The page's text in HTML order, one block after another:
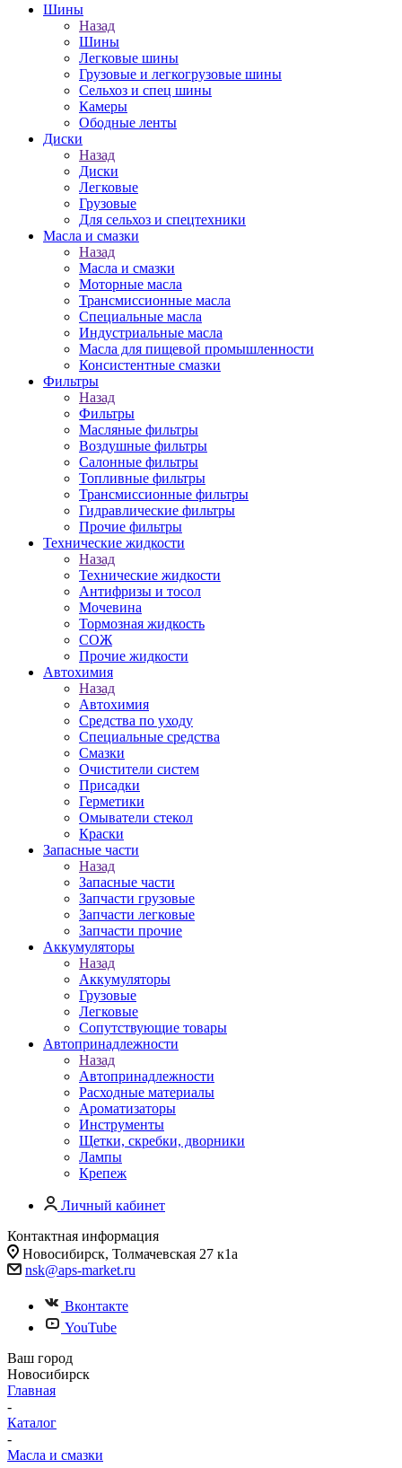
Шины
Назад
Шины
Легковые шины
Грузовые и легкогрузовые шины
Сельхоз и спец шины
Камеры
Ободные ленты
Диски
Назад
Диски
Легковые
Грузовые
Для сельхоз и спецтехники
Масла и смазки
Назад
Масла и смазки
Моторные масла
Трансмиссионные масла
Специальные масла
Индустриальные масла
Масла для пищевой промышленности
Консистентные смазки
Фильтры
Назад
Фильтры
Масляные фильтры
Воздушные фильтры
Салонные фильтры
Топливные фильтры
Трансмиссионные фильтры
Гидравлические фильтры
Прочие фильтры
Технические жидкости
Назад
Технические жидкости
Антифризы и тосол
Мочевина
Тормозная жидкость
СОЖ
Прочие жидкости
Автохимия
Назад
Автохимия
Средства по уходу
Специальные средства
Смазки
Очистители систем
Присадки
Герметики
Омыватели стекол
Краски
Запасные части
Назад
Запасные части
Запчасти грузовые
Запчасти легковые
Запчасти прочие
Аккумуляторы
Назад
Аккумуляторы
Грузовые
Легковые
Сопутствующие товары
Автопринадлежности
Назад
Автопринадлежности
Расходные материалы
Ароматизаторы
Инструменты
Щетки, скребки, дворники
Лампы
Крепеж
Личный кабинет
Контактная информация
Новосибирск, Толмачевская 27 к1а
nsk@aps-market.ru
Вконтакте
YouTube
Ваш город
Новосибирск
Главная
-
Каталог
-
Масла и смазки